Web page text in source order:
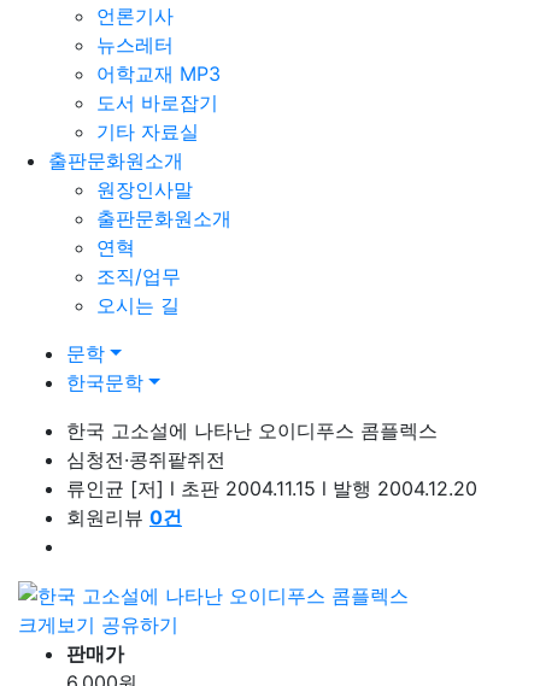
언론기사
뉴스레터
어학교재 MP3
도서 바로잡기
기타 자료실
출판문화원소개
원장인사말
출판문화원소개
연혁
조직/업무
오시는 길
문학
한국문학
한국 고소설에 나타난 오이디푸스 콤플렉스
심청전·콩쥐팥쥐전
류인균 [저] l 초판 2004.11.15 l 발행 2004.12.20
회원리뷰 0건
크게보기 공유하기
판매가